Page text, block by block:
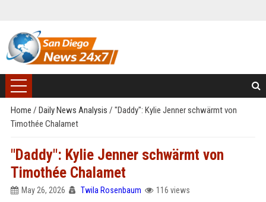
Home / Daily News Analysis / "Daddy": Kylie Jenner schwärmt von
Timothée Chalamet
"Daddy": Kylie Jenner schwärmt von
Timothée Chalamet
May 26, 2026 Twila Rosenbaum 116 views